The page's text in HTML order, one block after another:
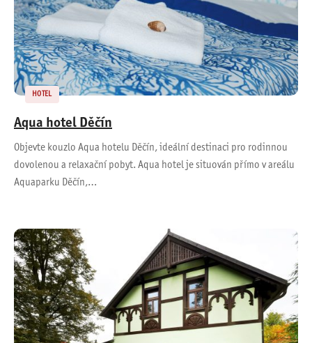
HOTEL
Aqua hotel Děčín
Objevte kouzlo Aqua hotelu Děčín, ideální destinaci pro rodinnou
dovolenou a relaxační pobyt. Aqua hotel je situován přímo v areálu
Aquaparku Děčín,…